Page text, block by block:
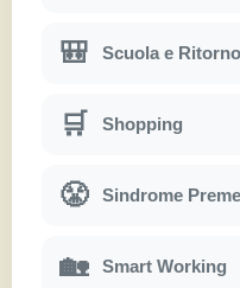
🎒 Scuola e
🛒 Shopping
😤 Sindrome
🏡 Smart Working